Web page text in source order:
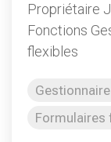
Propriétaire
Fonctions
flexibles
Formulaires